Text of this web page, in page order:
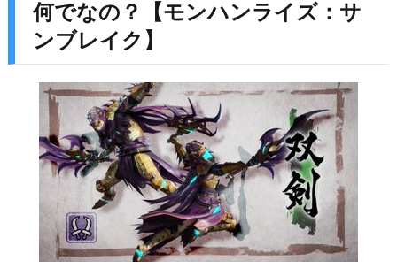
何でなの？【モンハンライズ：サ
ンブレイク】